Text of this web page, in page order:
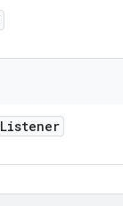
Listener